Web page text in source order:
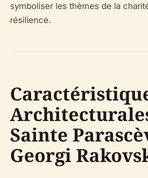
symboliser les thèmes de la
résilience.
Sainte
Georgi